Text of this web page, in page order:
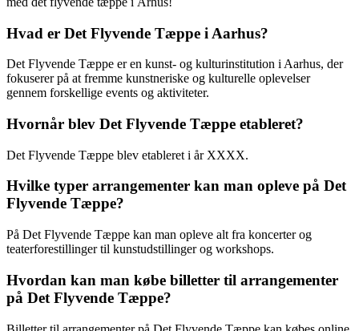
Hvad er Det Flyvende Tæppe i Aarhus?
Det Flyvende Tæppe er en kunst- og kulturinstitution i Aarhus, der
fokuserer på at fremme kunstneriske og kulturelle oplevelser
gennem forskellige events og aktiviteter.
Hvornår blev Det Flyvende Tæppe etableret?
Det Flyvende Tæppe blev etableret i år XXXX.
Hvilke typer arrangementer kan man opleve på Det
Flyvende Tæppe?
På Det Flyvende Tæppe kan man opleve alt fra koncerter og
teaterforestillinger til kunstudstillinger og workshops.
Hvordan kan man købe billetter til arrangementer
på Det Flyvende Tæppe?